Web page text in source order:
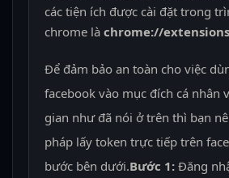
các tiện ích được cài đặt trong
chrome là chrome://
Để đảm bảo an toàn cho việc
facebook vào mục đích cá nhân
gian như đã nói ở trên thì bạn
pháp lấy token trực tiếp trên
bước bên dưới.Bước 1:Đăng